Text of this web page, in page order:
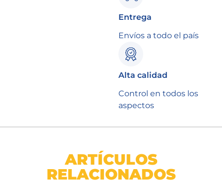
Entrega
Envíos a todo el país
Alta calidad
Control en todos los
aspectos
ARTÍCULOS
RELACIONADOS